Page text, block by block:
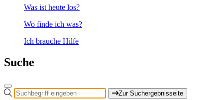
Was ist heute los?
Wo finde ich was?
Ich brauche Hilfe
Suche
Zur Suchergebnisseite